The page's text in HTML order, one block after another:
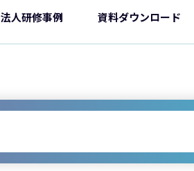
法人研修事例 資料ダウンロード